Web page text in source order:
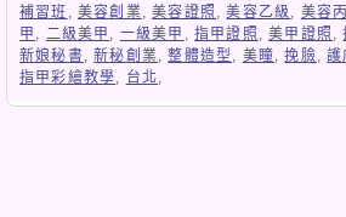
補習班 ,美容創業,美容證照 ,美容乙級 , 美容
甲 , 二級美甲 , 一級美甲 ,指甲證照 ,美甲證照 ,
新娘秘書,新秘創業,整體造型 , 美瞳,挽臉,護
指甲彩繪教學, 台北,